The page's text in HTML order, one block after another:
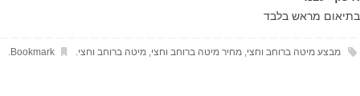
בתיאום מראש בלבד
מבצע מיטה ברוחב וחצי, מחיר מיטה ברוחב וחצי, מיטה ברוחב וחצי.
Bookmark
.